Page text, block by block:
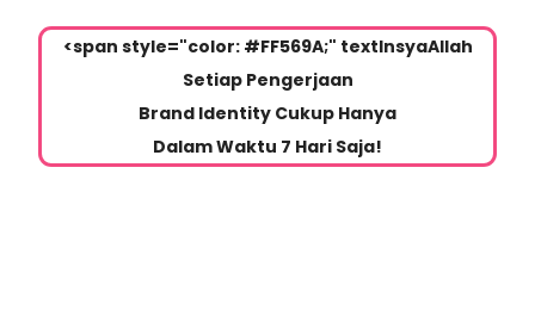
<span style="color: #FF569A;" textInsyaAllah
Setiap Pengerjaan
Brand Identity Cukup Hanya
Dalam Waktu 7 Hari Saja!